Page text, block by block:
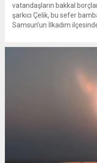
vatandaşların bakkal
şarkıcı Çelik, bu sefer
Samsun’un İlkadım